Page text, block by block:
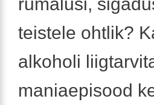
teistele ohtlik?
alkoholi
maniaepisood